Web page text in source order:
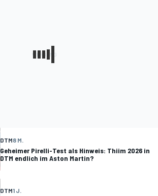
DTM8 M.
Geheimer Pirelli-Test als Hinweis: Thiim 2026 in
DTM endlich im Aston Martin?
DTM1 J.